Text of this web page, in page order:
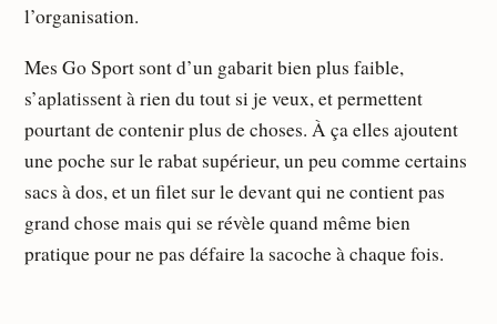
l’organisation.
Mes Go Sport sont d’un gabarit bien plus faible,
s’aplatissent à rien du tout si je veux, et permettent
pourtant de contenir plus de choses. À ça elles ajoutent
une poche sur le rabat supérieur, un peu comme certains
sacs à dos, et un filet sur le devant qui ne contient pas
grand chose mais qui se révèle quand même bien
pratique pour ne pas défaire la sacoche à chaque fois.